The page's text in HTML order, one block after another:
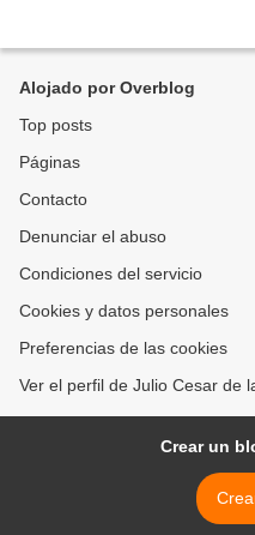
Alojado por Overblog
Top posts
Páginas
Contacto
Denunciar el abuso
Condiciones del servicio
Cookies y datos personales
Preferencias de las cookies
Ver el perfil de Julio Cesar de
Crear un